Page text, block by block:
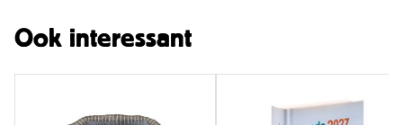
Ook interessant